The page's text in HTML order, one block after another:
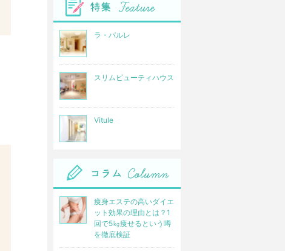
ラ・パルレ
スリムビューティハウス
Vitule
痩身エステの高いダイエ
ット効果の理由とは？1
回で5㎏痩せるという噂
を徹底検証